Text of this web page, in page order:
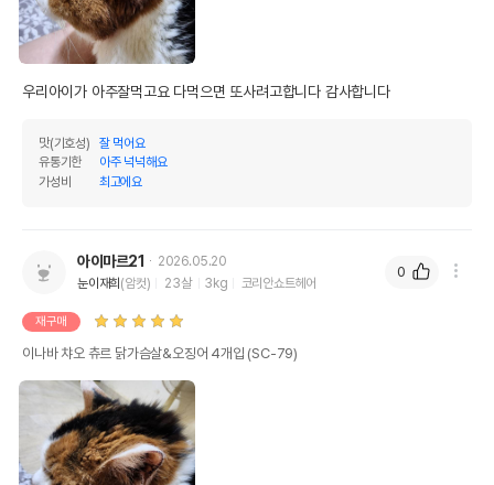
우리아이가 아주잘먹고요 다먹으면 또사려고합니다 감사합니다
맛(기호성)
잘 먹어요
유통기한
아주 넉넉해요
가성비
최고에요
아이마르21
2026.05.20
눈이재희(암컷) 23살 3kg 코리안쇼트헤어
재구매
이나바 챠오 츄르 닭가슴살&오징어 4개입 (SC-79)
0